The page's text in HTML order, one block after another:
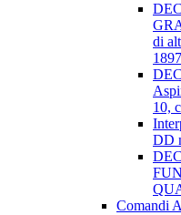
di
10,
DD
Comandi